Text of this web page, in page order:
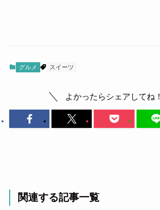
グルメ スイーツ
よかったらシェアしてね！
関連する記事一覧